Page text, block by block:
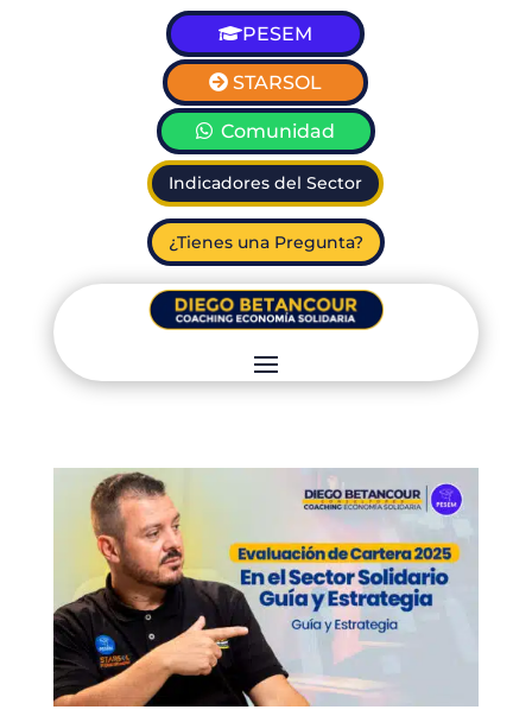
PESEM
STARSOL
Comunidad
Indicadores del Sector
¿Tienes una Pregunta?